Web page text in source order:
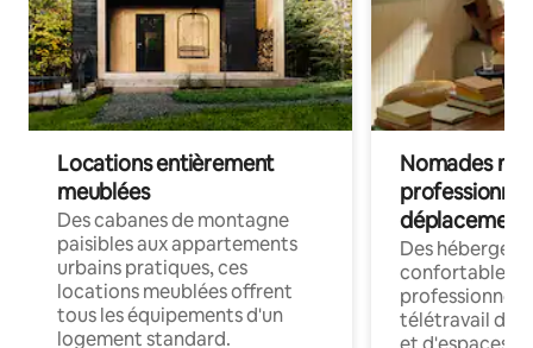
Locations entièrement
meublées
Des cabanes de montagne
paisibles aux appartements
urbains pratiques, ces
locations meublées offrent
tous les équipements d'un
logement standard.
Nomades
déplacement
Des
confortables
professionnels
télétravail